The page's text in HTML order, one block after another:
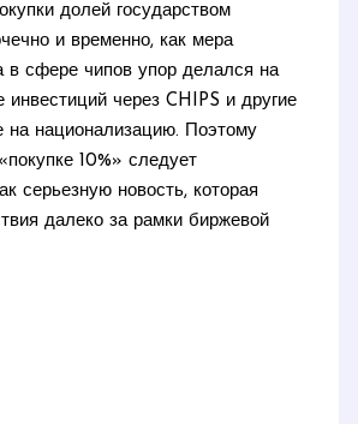
долей государством
и временно, как мера
в сфере чипов упор делался на
инвестиций через CHIPS и другие
на национализацию. Поэтому
10%» следует
серьезную новость, которая
далеко за рамки биржевой